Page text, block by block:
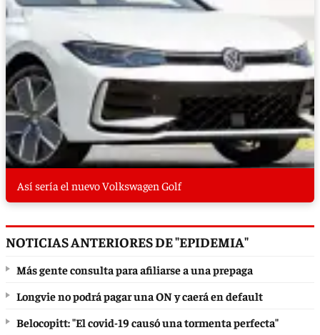
Así sería el nuevo Volkswagen Golf
NOTICIAS ANTERIORES DE "EPIDEMIA"
Más gente consulta para afiliarse a una prepaga
Longvie no podrá pagar una ON y caerá en default
Belocopitt: "El covid-19 causó una tormenta perfecta"